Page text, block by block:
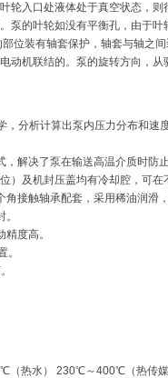
轮入口处液体处于真空状态，
泵的叶轮如没有平衡孔，由于
位装有轴套保护，轴套与轴之
动机联结的。泵的旋转方向，从
，分析计算出泵内压力分布和
解决了泵在输送高温介质时
）及机封压盖均有冷却腔，可在
接触轴承配套，采用稀油润滑
度高。
。
热水） 230℃～400℃（热传媒